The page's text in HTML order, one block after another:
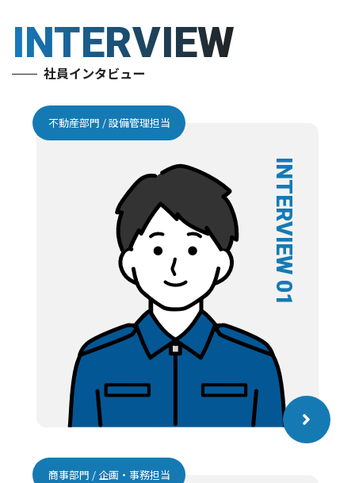
INTERVIEW
社員インタビュー
INTERVIEW 01
不動産部門 / 設備管理担当
商事部門 / 企画・事務担当